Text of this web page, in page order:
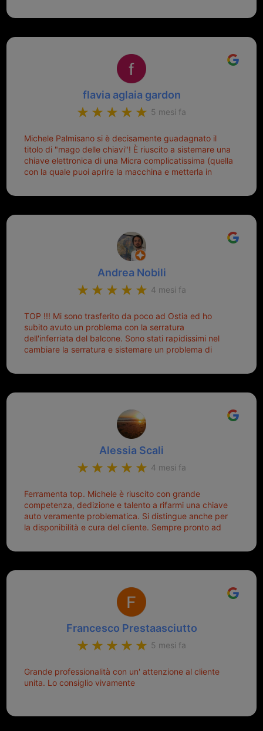
mio riferimento. Ah dimenticavo...da loro sono riuscita
Top top top!!!
flavia aglaia gardon
5 mesi fa
Michele Palmisano si è decisamente guadagnato il
titolo di "mago delle chiavi"! È riuscito a sistemare una
chiave elettronica di una Micra complicatissima (quella
con la quale puoi aprire la macchina e metterla in
pronta per la pattumiera... Avevo passato mesi con le
il coperchietto, la chiave era fissata con un filo di
che non ti staccasse la chiave dal blocchetto e
talvolta non faceva bene il contatto nel quadro e
bisognava armeggiare un po', praticamente entrare e
mettere in moto era un terno al Lotto; ormai pensavo
di dover prendere un mutuo per ricomprarle alla
Nissan... e invece ho scoperto che la Ferramenta
tutti i tipi. Adesso che ho la mia fiammante chiave
nuova (solo la chiave, perché la macchina è rimasta
quella di prima), ogni volta che salgo in macchina, il
mio pensiero va subito a Michele perché non dover
mette di buon umore, e ti fa cominciare bene la
lo consiglio a chiunque debba duplicare una chiave
Andrea Nobili
4 mesi fa
TOP !!! Mi sono trasferito da poco ad Ostia ed ho
subito avuto un problema con la serratura
dell'inferriata del balcone. Sono stati rapidissimi nel
cambiare la serratura e sistemare un problema di
onesto evitando spese ben più esose. Competenti,
un punto di riferimento per situazioni di questo tipo
Alessia Scali
4 mesi fa
Ferramenta top. Michele è riuscito con grande
competenza, dedizione e talento a rifarmi una chiave
auto veramente problematica. Si distingue anche per
la disponibilità e cura del cliente. Sempre pronto ad
Francesco Prestaasciutto
5 mesi fa
Grande professionalità con un' attenzione al cliente
unita. Lo consiglio vivamente